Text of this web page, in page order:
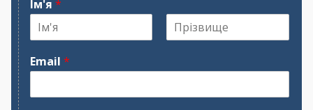
Ім'я *
м
'
и
Email *